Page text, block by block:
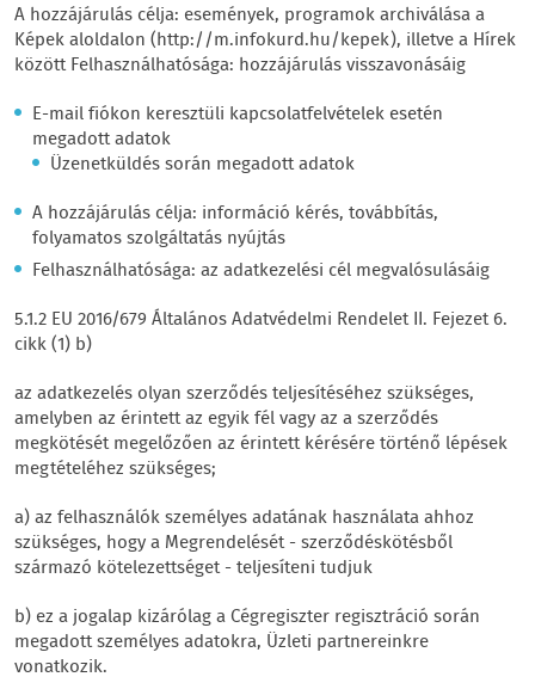
A hozzájárulás célja: események, programok archiválása a
Képek aloldalon (http://m.infokurd.hu/kepek), illetve a Hírek
között Felhasználhatósága: hozzájárulás visszavonásáig
E-mail fiókon keresztüli kapcsolatfelvételek esetén
megadott adatok
Üzenetküldés során megadott adatok
A hozzájárulás célja: információ kérés, továbbítás,
folyamatos szolgáltatás nyújtás
Felhasználhatósága: az adatkezelési cél megvalósulásáig
5.1.2 EU 2016/679 Általános Adatvédelmi Rendelet II. Fejezet 6.
cikk (1) b)
az adatkezelés olyan szerződés teljesítéséhez szükséges,
amelyben az érintett az egyik fél vagy az a szerződés
megkötését megelőzően az érintett kérésére történő lépések
megtételéhez szükséges;
a) az felhasználók személyes adatának használata ahhoz
szükséges, hogy a Megrendelését - szerződéskötésből
származó kötelezettséget - teljesíteni tudjuk
b) ez a jogalap kizárólag a Cégregiszter regisztráció során
megadott személyes adatokra, Üzleti partnereinkre
vonatkozik.